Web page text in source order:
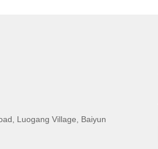
Luogang Village, Baiyun